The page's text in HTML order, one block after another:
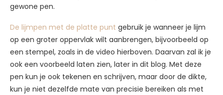
gewone pen.
De lijmpen met de platte punt gebruik je wanneer je lijm
op een groter oppervlak wilt aanbrengen, bijvoorbeeld op
een stempel, zoals in de video hierboven. Daarvan zal ik je
ook een voorbeeld laten zien, later in dit blog. Met deze
pen kun je ook tekenen en schrijven, maar door de dikte,
kun je niet dezelfde mate van precisie bereiken als met